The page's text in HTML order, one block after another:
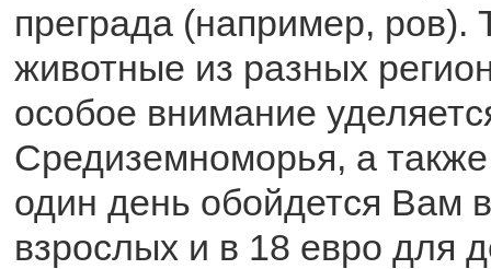
преграда (например, ров).
животные из разных
особое внимание
Средиземноморья, а
один день обойдется Вам
взрослых и в 18 евро для